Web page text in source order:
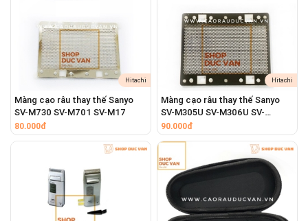
Hitachi
Màng cạo râu thay thế Sanyo
SV-M730 SV-M701 SV-M17
80.000đ
Hitachi
Màng cạo râu thay thế Sanyo
SV-M305U SV-M306U SV-
M308U
90.000đ